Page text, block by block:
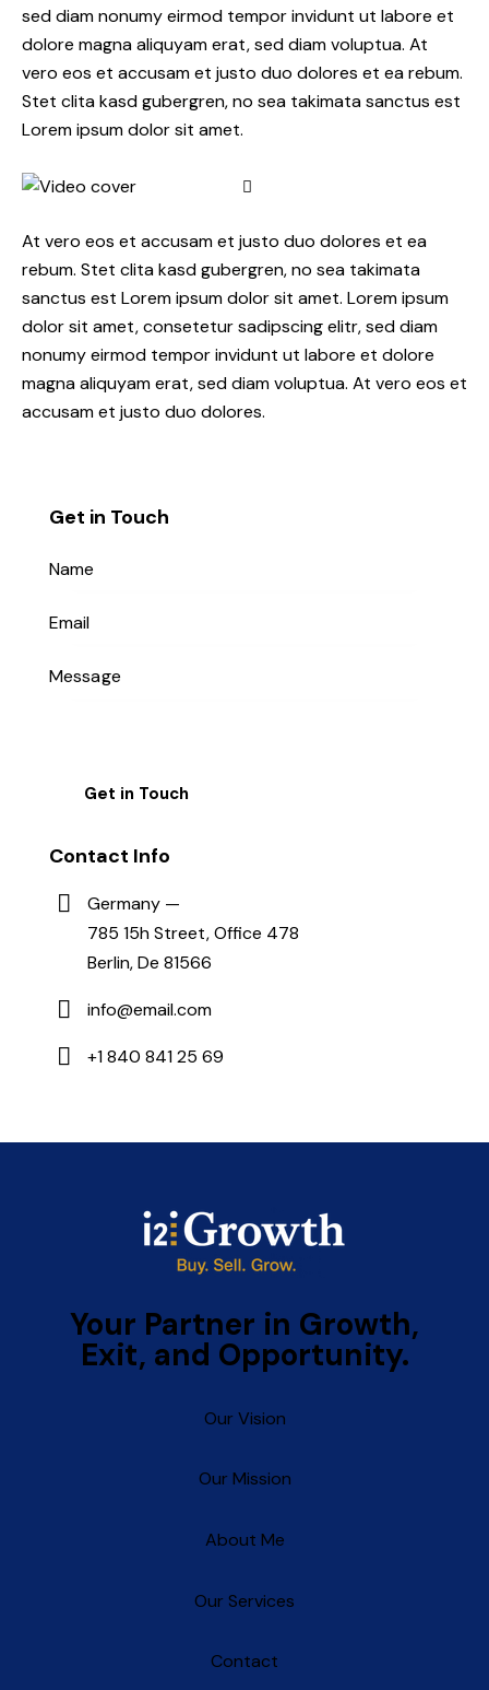
sed diam nonumy eirmod tempor invidunt ut labore et
dolore magna aliquyam erat, sed diam voluptua. At
vero eos et accusam et justo duo dolores et ea rebum.
Stet clita kasd gubergren, no sea takimata sanctus est
Lorem ipsum dolor sit amet.
At vero eos et accusam et justo duo dolores et ea
rebum. Stet clita kasd gubergren, no sea takimata
sanctus est Lorem ipsum dolor sit amet. Lorem ipsum
dolor sit amet, consetetur sadipscing elitr, sed diam
nonumy eirmod tempor invidunt ut labore et dolore
magna aliquyam erat, sed diam voluptua. At vero eos et
accusam et justo duo dolores.
Get in Touch
Contact Info
Germany —
785 15h Street, Office 478
Berlin, De 81566
info@email.com
+1 840 841 25 69
Your Partner in Growth,
Exit, and Opportunity.
Our Vision
Our Mission
About Me
Our Services
Contact